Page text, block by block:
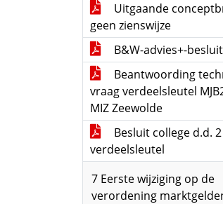
Uitgaande
geen zienswijze
B&W-advies+-besluit
Beantwoording
vraag verdeelsleutel
MIZ Zeewolde
Besluit college d.d.
verdeelsleutel
7 Eerste wijziging op de
verordening